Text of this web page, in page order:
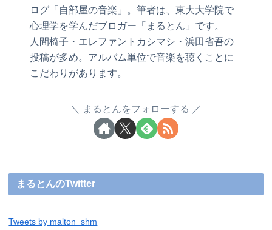
ログ「自部屋の音楽」。筆者は、東大大学院で
心理学を学んだブロガー「まるとん」です。
人間椅子・エレファントカシマシ・浜田省吾の
投稿が多め。アルバム単位で音楽を聴くことに
こだわりがあります。
まるとんをフォローする
まるとんのTwitter
Tweets by malton_shm